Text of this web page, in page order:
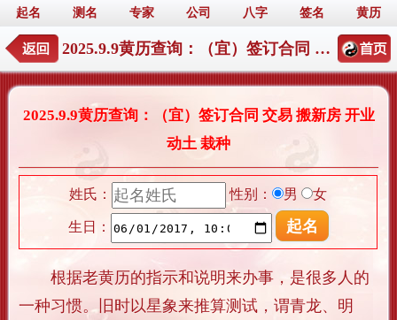
起名 测名 专家 公司 八字 签名 黄历
2025.9.9黄历查询：（宜）签订合同 交易 搬新房 开业 动土 栽种
2025.9.9黄历查询：（宜）签订合同 交易 搬新房 开业
动土 栽种
姓氏： 性别： 男 女
生日：
根据老黄历的指示和说明来办事，是很多人的
一种习惯。旧时以星象来推算测试，谓青龙、明